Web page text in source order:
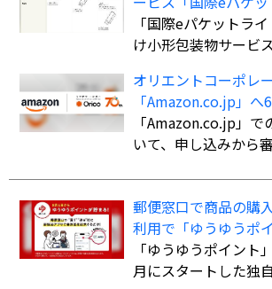
取扱国・地域を計
拡大
「国際eパケットラ
け小形包装物サービ
大60cm）、重さ2kg
航空便扱いで送るこ
書留扱いの「国際e
も低料金で利用でき
オリエントコーポレ
「Amazon.co.jp」へ
ができる決済手段「
い」を導入
「Amazon.co.jp」で
いて、申し込みから
ド不要で最大60回ま
が可能になる。
郵便窓口で商品の購
利用で「ゆうゆうポ
与、「ゆうちょPay
交換も開始
「ゆうゆうポイント
月にスタートした独